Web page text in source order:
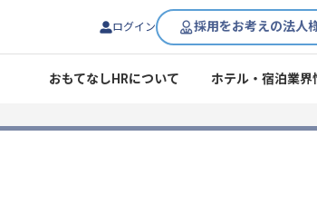
ログイン 採用をお考えの法人
おもてなしHRについて ホテル・宿泊業界